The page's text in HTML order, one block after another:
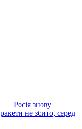
Росія знову
не збито, серед